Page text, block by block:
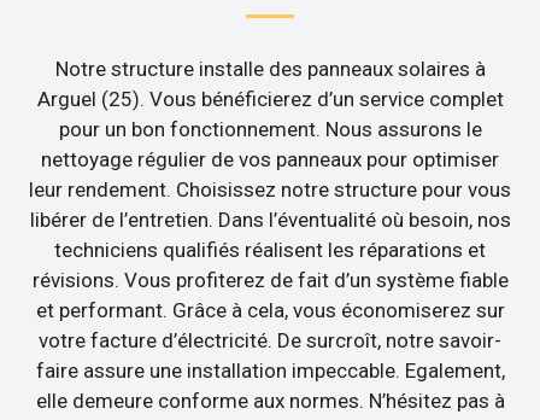
Notre structure installe des panneaux solaires à
Arguel (25). Vous bénéficierez d’un service complet
pour un bon fonctionnement. Nous assurons le
nettoyage régulier de vos panneaux pour optimiser
leur rendement. Choisissez notre structure pour vous
libérer de l’entretien. Dans l’éventualité où besoin, nos
techniciens qualifiés réalisent les réparations et
révisions. Vous profiterez de fait d’un système fiable
et performant. Grâce à cela, vous économiserez sur
votre facture d’électricité. De surcroît, notre savoir-
faire assure une installation impeccable. Egalement,
elle demeure conforme aux normes. N’hésitez pas à